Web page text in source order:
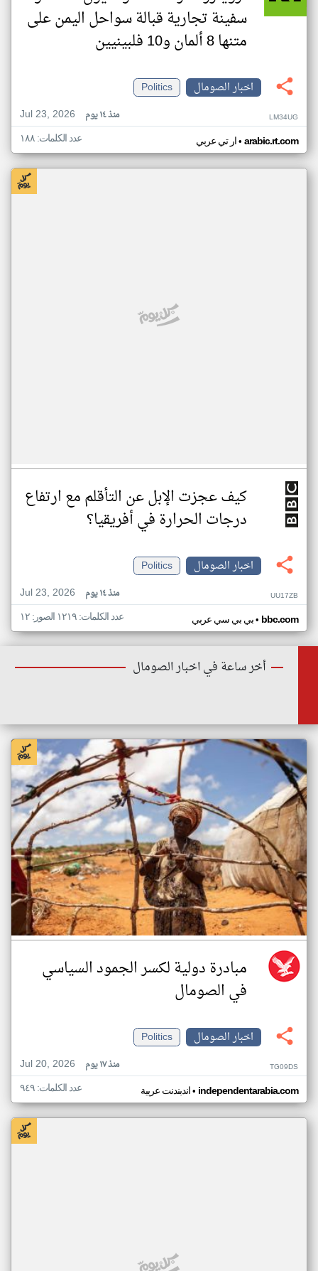
سفينة تجارية قبالة سواحل اليمن على
متنها 8 ألمان و10 فلبينيين
اخبار الصومال
Politics
Jul 23, 2026
منذ ١٤ يوم LM34UG
ار تي عربي• arabic.rt.com عدد الكلمات: ١٨٨
كيف عجزت الإبل عن التأقلم مع ارتفاع
درجات الحرارة في أفريقيا؟
اخبار الصومال
Politics
Jul 23, 2026
منذ ١٤ يوم UU17ZB
بي بي سي عربي• bbc.com عدد الكلمات: ١٢١٩ الصور: ١٢
أخر ساعة في اخبار الصومال
مبادرة دولية لكسر الجمود السياسي
في الصومال
اخبار الصومال
Politics
Jul 20, 2026
منذ ١٧ يوم TG09DS
اندبندنت عربية• independentarabia.com عدد الكلمات: ٩٤٩